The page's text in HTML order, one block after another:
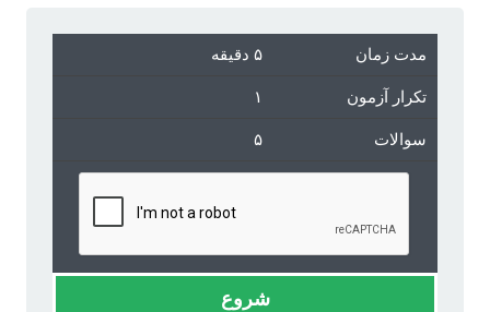
مدت زمان ۵ دقیقه
تکرار آزمون ۱
سوالات ۵
شروع